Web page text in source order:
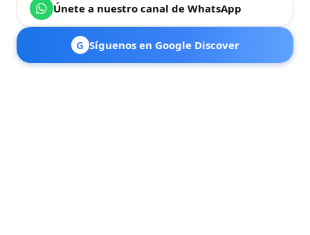
Únete a nuestro canal de WhatsApp
G Síguenos en Google Discover